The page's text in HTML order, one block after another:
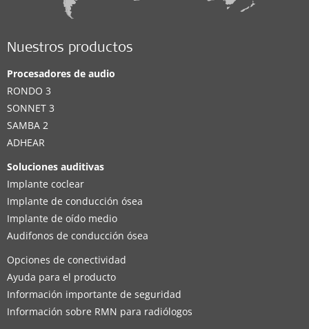
Nuestros productos
Procesadores de audio
RONDO 3
SONNET 3
SAMBA 2
ADHEAR
Soluciones auditivas
Implante coclear
Implante de conducción ósea
Implante de oído medio
Audifonos de conducción ósea
Opciones de conectividad
Ayuda para el producto
Información importante de seguridad
Información sobre RMN para radiólogos